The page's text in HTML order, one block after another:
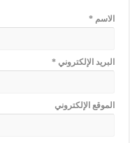
الاسم*
البريد الإلكتروني*
الموقع الإلكتروني